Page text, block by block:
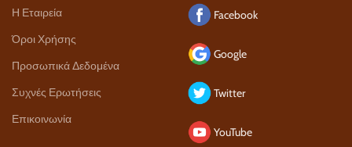
Η Εταιρεία
Όροι Χρήσης
Προσωπικά Δεδομένα
Συχνές Ερωτήσεις
Επικοινωνία
Facebook
Google
Twitter
YouTube